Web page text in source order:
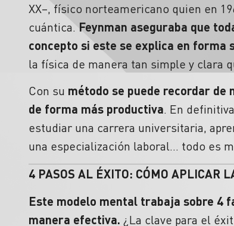
XX–, físico norteamericano quien en
cuántica. Feynman aseguraba que
concepto si este se explica en forma
la física de manera tan simple y clara
Con su método se puede recordar de
de forma más productiva. En
estudiar una carrera universitaria,
una especialización laboral… todo es
4 PASOS AL ÉXITO: CÓMO APLICAR
Este modelo mental trabaja sobre 4
manera efectiva. ¿La clave para el